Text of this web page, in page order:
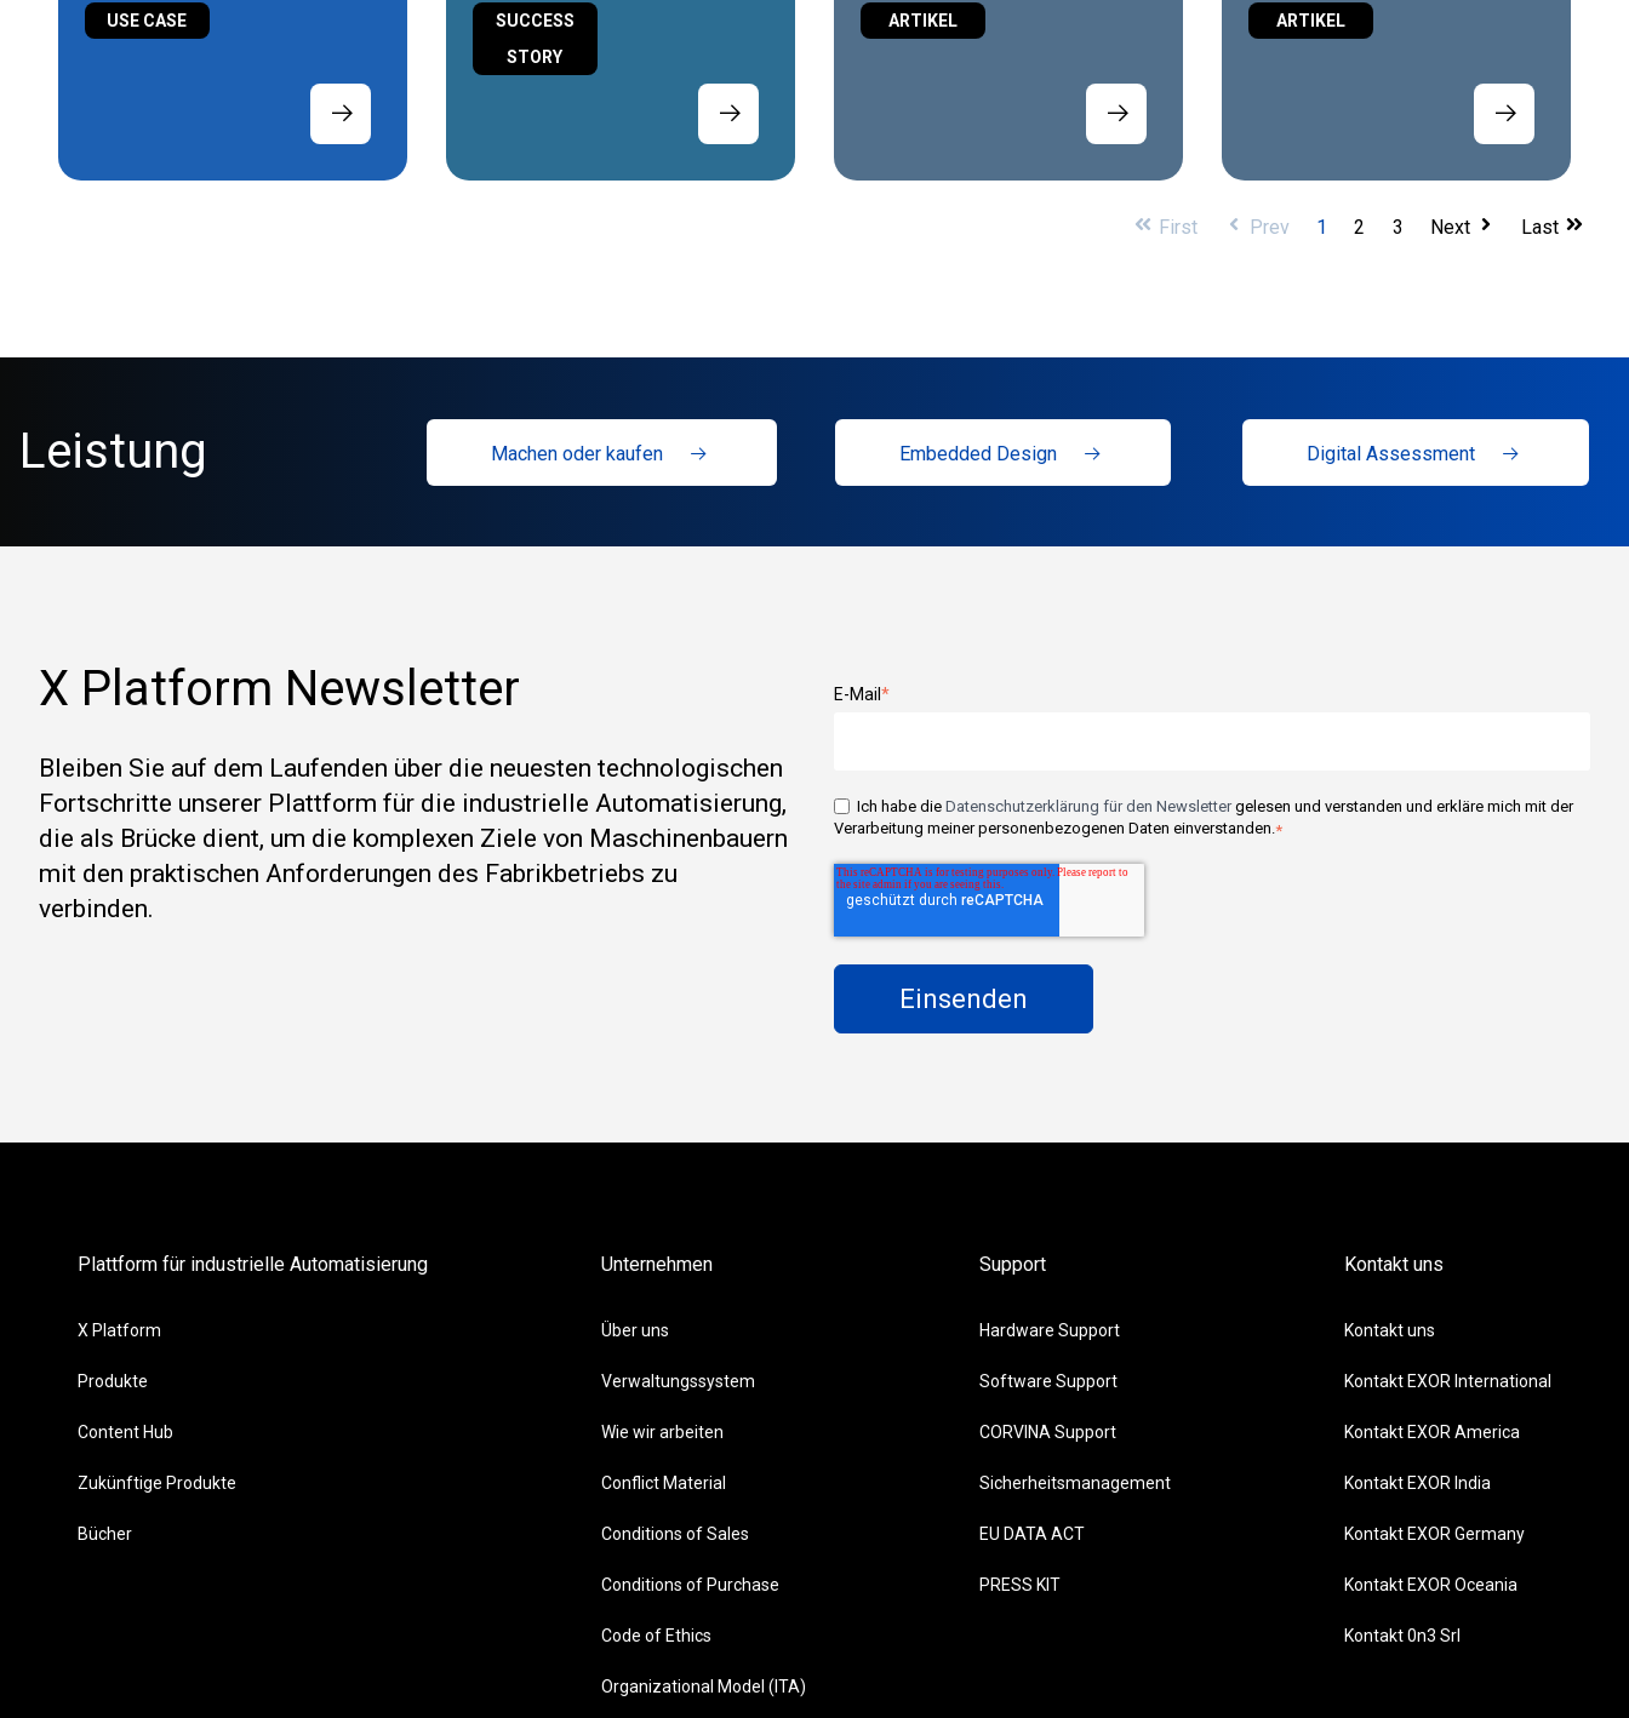
Robotik und
Intralogistik
USE CASE
im industriellen
Druck
SUCCESS
STORY
entscheidend für die
OT-Cybersicherheit?
ARTIKEL
Zukunft im Edge
Computing liegt
ARTIKEL
First Prev 1 2 3 Next Last
Leistung Machen oder kaufen Embedded Design Digital Assessment
X Platform Newsletter
Bleiben Sie auf dem Laufenden über die neuesten technologischen
Fortschritte unserer Plattform für die industrielle Automatisierung,
die als Brücke dient, um die komplexen Ziele von Maschinenbauern
mit den praktischen Anforderungen des Fabrikbetriebs zu
verbinden.
E-Mail*
Ich habe die Datenschutzerklärung für den Newslettergelesen und verstanden und erkläre mich mit der
Verarbeitung meiner personenbezogenen Daten einverstanden.*
Plattform für industrielle Automatisierung
X Platform
Produkte
Content Hub
Zukünftige Produkte
Bücher
Unternehmen
Über uns
Verwaltungssystem
Wie wir arbeiten
Conflict Material
Conditions of Sales
Conditions of Purchase
Code of Ethics
Organizational Model (ITA)
Support
Hardware Support
Software Support
CORVINA Support
Sicherheitsmanagement
EU DATA ACT
PRESS KIT
Kontakt uns
Kontakt uns
Kontakt EXOR International
Kontakt EXOR America
Kontakt EXOR India
Kontakt EXOR Germany
Kontakt EXOR Oceania
Kontakt 0n3 Srl